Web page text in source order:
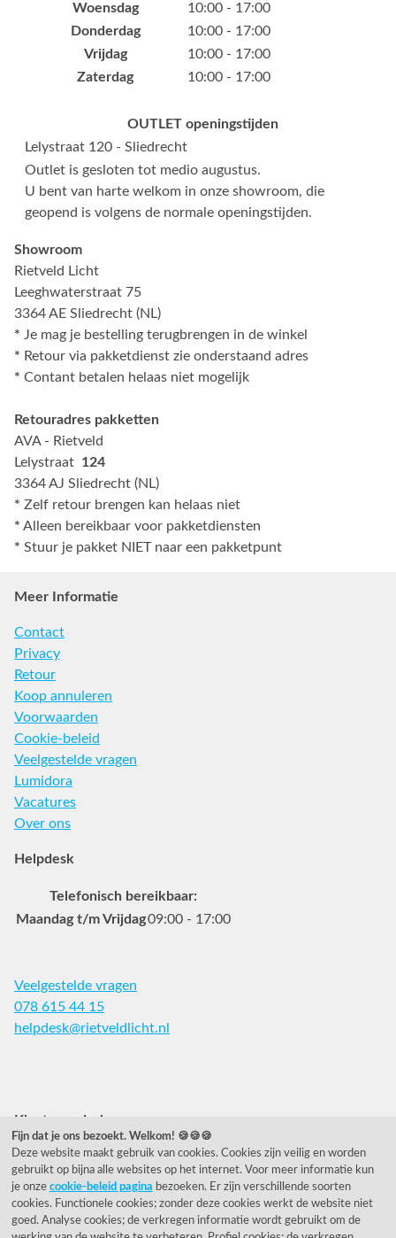
Woensdag
10:00 - 17:00
Donderdag
10:00 - 17:00
Vrijdag
10:00 - 17:00
Zaterdag
10:00 - 17:00
OUTLET openingstijden
Lelystraat 120 - Sliedrecht
Outlet is gesloten tot medio augustus.
U bent van harte welkom in onze showroom, die
geopend is volgens de normale openingstijden.
Showroom
Rietveld Licht
Leeghwaterstraat 75
3364 AE Sliedrecht (NL)
* Je mag je bestelling terugbrengen in de winkel
* Retour via pakketdienst zie onderstaand adres
* Contant betalen helaas niet mogelijk
Retouradres pakketten
AVA - Rietveld
Lelystraat 124
3364 AJ Sliedrecht (NL)
* Zelf retour brengen kan helaas niet
* Alleen bereikbaar voor pakketdiensten
* Stuur je pakket NIET naar een pakketpunt
Meer Informatie
Contact
Privacy
Retour
Koop annuleren
Voorwaarden
Cookie-beleid
Veelgestelde vragen
Lumidora
Vacatures
Over ons
Helpdesk
Telefonisch bereikbaar:
Maandag t/m Vrijdag09:00 - 17:00
Veelgestelde vragen
078 615 44 15
helpdesk@rietveldlicht.nl
Klantwaardering
"Zeer goed" - eKomi.nl
Cijfer: 9.2 (25540 recensies)
Fijn dat je ons bezoekt. Welkom! 🍪🍪🍪
Deze website maakt gebruik van cookies. Cookies zijn veilig en worden
gebruikt op bijna alle websites op het internet. Voor meer informatie kun
je onze cookie-beleid pagina bezoeken. Er zijn verschillende soorten
cookies. Functionele cookies; zonder deze cookies werkt de website niet
goed. Analyse cookies; de verkregen informatie wordt gebruikt om de